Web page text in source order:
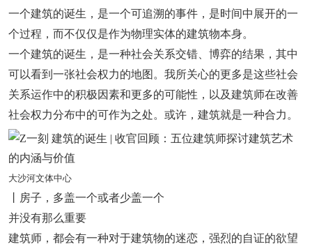
一个建筑的诞生，是一个可追溯的事件，是时间中展开的一
个过程，而不仅仅是作为物理实体的建筑物本身。
一个建筑的诞生，是一种社会关系交错、博弈的结果，其中
可以看到一张社会权力的地图。我所关心的更多是这些社会
关系运作中的积极因素和更多的可能性，以及建筑师在改善
社会权力分布中的可作为之处。或许，建筑就是一种合力。
大沙河文体中心
丨房子，多盖一个或者少盖一个
并没有那么重要
建筑师，都会有一种对于建筑物的迷恋，强烈的自证的欲望